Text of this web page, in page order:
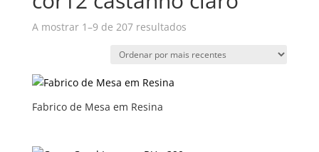
A mostrar 1–9 de 207 resultadosOrdenado
mais
Fabrico de Mesa em Resina